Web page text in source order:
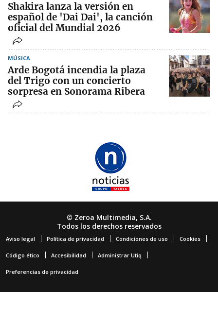
Shakira lanza la versión en
español de 'Dai Dai', la canción
oficial del Mundial 2026
MÚSICA
Arde Bogotá incendia la plaza
del Trigo con un concierto
sorpresa en Sonorama Ribera
© Zeroa Multimedia, S.A.
Todos los derechos reservados
Aviso legal Política de privacidad Condiciones de uso Cookies
Código ético Accesibilidad Administrar Utiq
Preferencias de privacidad